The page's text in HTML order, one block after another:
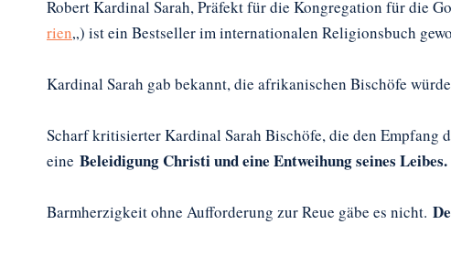
Robert Kardinal Sarah, Präfekt für die Kongregation für die
rien„) ist ein Bestseller im internationalen Religionsbuch
Kardinal Sarah gab bekannt, die afrikanischen Bischöfe
Scharf kritisierter Kardinal Sarah Bischöfe, die den Empfang
eine Beleidigung Christi und eine Entweihung seines Leibes.
Barmherzigkeit ohne Aufforderung zur Reue gäbe es nicht.